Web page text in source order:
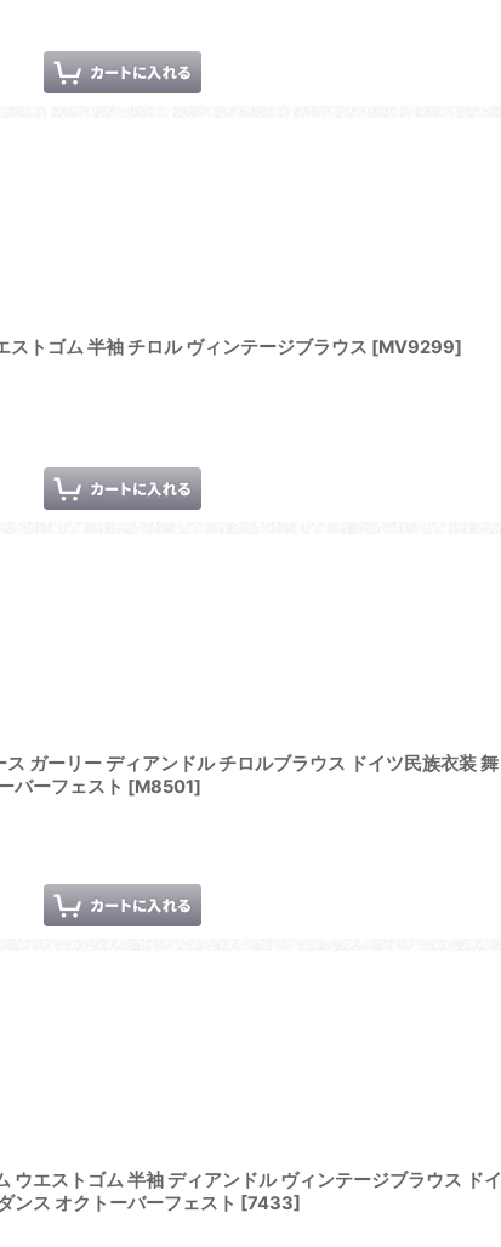
ストゴム 半袖 チロル ヴィンテージブラウス [MV9299]
ガーリー ディアンドル チロルブラウス ドイツ民族衣装 舞
バーフェスト [M8501]
ウエストゴム 半袖 ディアンドル ヴィンテージブラウス ドイ
ンス オクトーバーフェスト [7433]